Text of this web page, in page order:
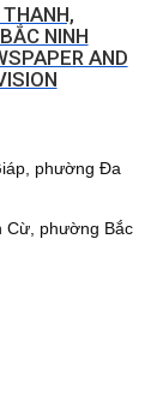
NINH
AND
phường Đa
phường Bắc